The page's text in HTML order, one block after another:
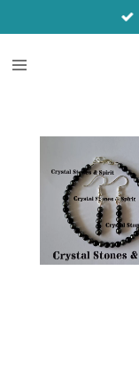
direct
naar